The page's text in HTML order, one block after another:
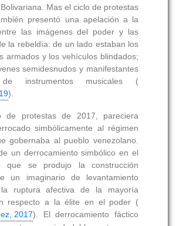
Mas el ciclo de protestas
presentó una apelación a la
las imágenes del poder y las
la rebeldía: de un lado estaban los
armados y los vehículos blindados;
semidesnudos y manifestantes
de instrumentos musicales (
).
de protestas de 2017, pareciera
simbólicamente al régimen
gobernaba al pueblo venezolano.
un derrocamiento simbólico en el
que se produjo la construcción
un imaginario de levantamiento
ruptura afectiva de la mayoría
respecto a la élite en el poder (
2017). El derrocamiento fáctico